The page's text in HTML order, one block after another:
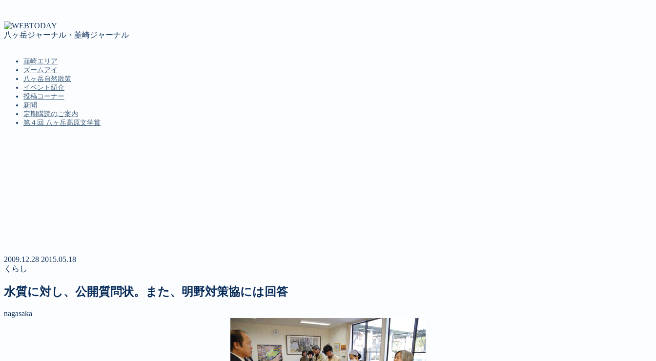
八ヶ岳ジャーナル・韮崎ジャーナル
韮崎エリア
ズームアイ
八ヶ岳自然散策
イベント紹介
投稿コーナー
新聞
定期購読のご案内
第４回 八ヶ岳高原文学賞
2009.12.28 2015.05.18
くらし
水質に対し、公開質問状。また、明野対策協には回答
nagasaka